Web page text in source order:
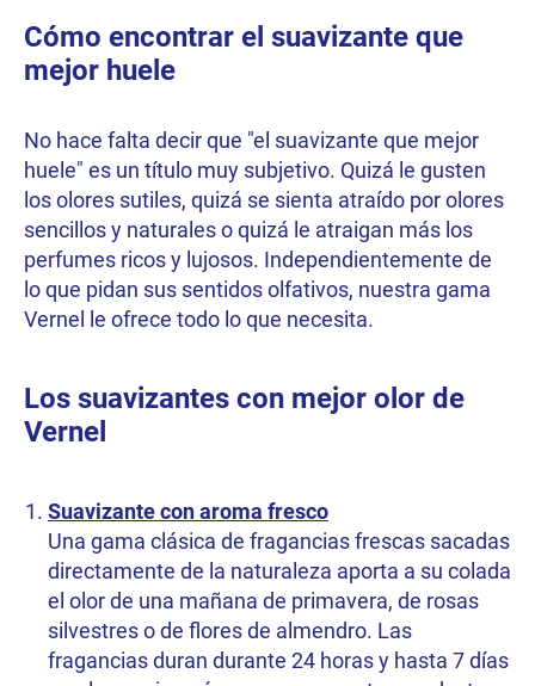
Cómo encontrar el suavizante que
mejor huele
No hace falta decir que "el suavizante que mejor
huele" es un título muy subjetivo. Quizá le gusten
los olores sutiles, quizá se sienta atraído por olores
sencillos y naturales o quizá le atraigan más los
perfumes ricos y lujosos. Independientemente de
lo que pidan sus sentidos olfativos, nuestra gama
Vernel le ofrece todo lo que necesita.
Los suavizantes con mejor olor de
Vernel
Suavizante con aroma fresco
Una gama clásica de fragancias frescas sacadas
directamente de la naturaleza aporta a su colada
el olor de una mañana de primavera, de rosas
silvestres o de flores de almendro. Las
fragancias duran durante 24 horas y hasta 7 días